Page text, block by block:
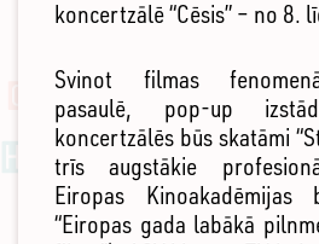
koncertzālē “Cēsis” – no 8.
Svinot filmas
pasaulē, pop-up
koncertzālēs būs skatāmi
trīs augstākie
Eiropas Kinoakadēmijas
“Eiropas gada labākā